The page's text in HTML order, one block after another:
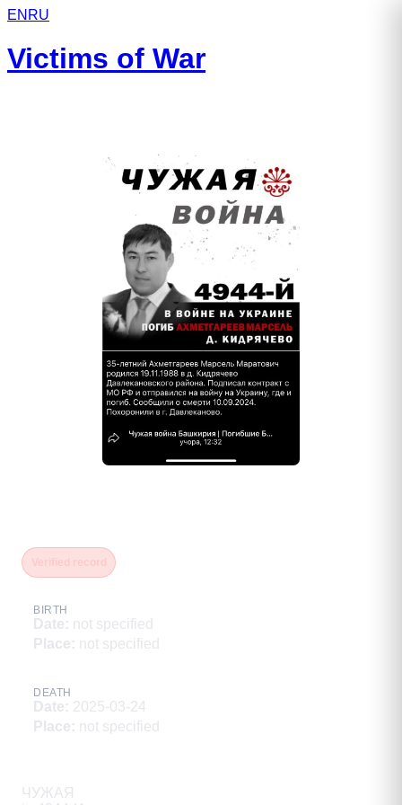
EN RU
Victims of War
BIRTH
Date: not specified
Place: not specified
DEATH
Date: 2025-03-24
Place: not specified
ЧУЖАЯ